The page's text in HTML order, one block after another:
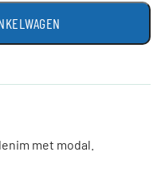
met modal.